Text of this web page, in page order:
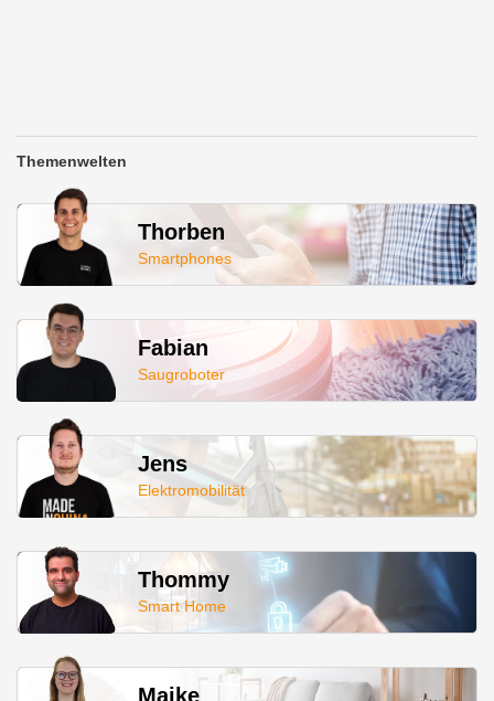
Themenwelten
Thorben
Smartphones
Fabian
Saugroboter
Jens
Elektromobilität
Thommy
Smart Home
Maike